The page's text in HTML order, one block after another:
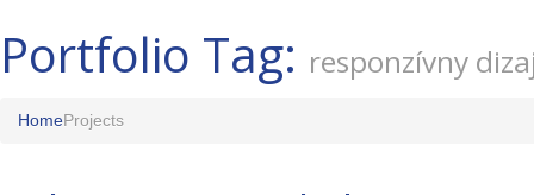
Portfolio Tag: responzívny
HomeProjects